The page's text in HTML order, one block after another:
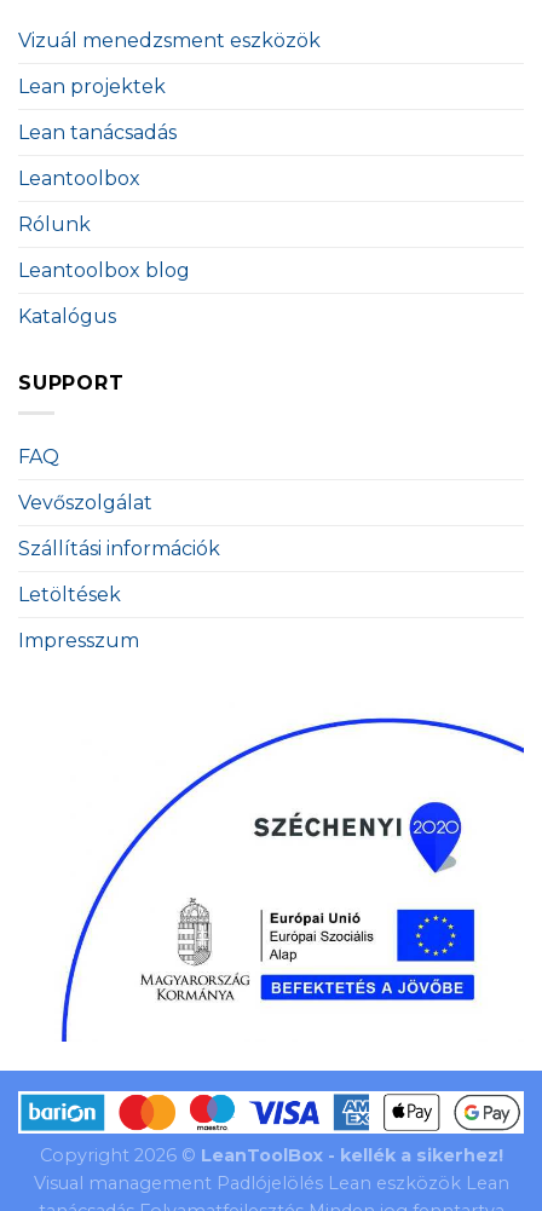
Vizuál menedzsment eszközök
Lean projektek
Lean tanácsadás
Leantoolbox
Rólunk
Leantoolbox blog
Katalógus
SUPPORT
FAQ
Vevőszolgálat
Szállítási információk
Letöltések
Impresszum
Copyright 2026 © LeanToolBox - kellék a sikerhez!
Visual management Padlójelölés Lean eszközök Lean